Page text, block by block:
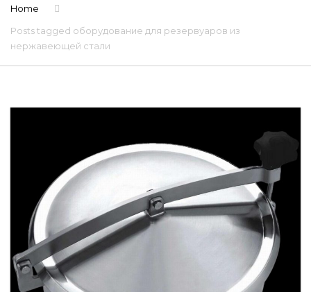
Home
Posts tagged оборудование для резервуаров из
нержавеющей стали